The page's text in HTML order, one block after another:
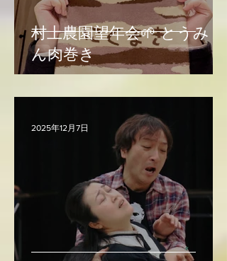
村上農園望年会🌱 とうみょ
ん肉巻き
2025年12月7日